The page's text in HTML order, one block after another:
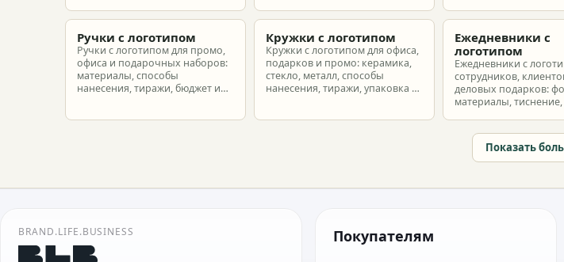
новых сотрудников.
подготовить заказ без лишнего
макет и избежать
Ручки с логотипом
Ручки с логотипом для промо,
офиса и подарочных наборов:
материалы, способы
нанесения, тиражи, бюджет и
Кружки с логотипом
Кружки с логотипом для офиса,
подарков и промо: керамика,
стекло, металл, способы
нанесения, тиражи, упаковка и
Ежедневники с
логотипом
Ежедневники с
сотрудников,
деловых подарков:
материалы,
Показать
BRAND.LIFE.BUSINESS Покупателям